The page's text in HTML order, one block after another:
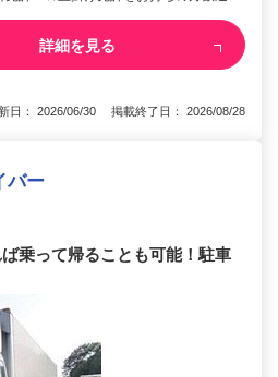
詳細を見る
日： 2026/06/30 掲載終了日： 2026/08/28
バー
乗って帰ることも可能！駐車